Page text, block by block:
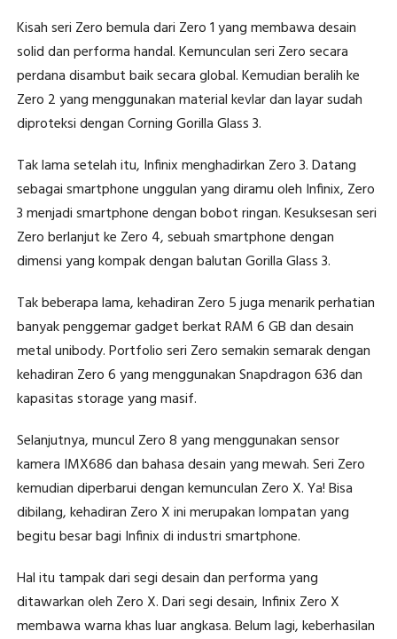
Kisah seri Zero bemula dari Zero 1 yang membawa desain
solid dan performa handal. Kemunculan seri Zero secara
perdana disambut baik secara global. Kemudian beralih ke
Zero 2 yang menggunakan material kevlar dan layar sudah
diproteksi dengan Corning Gorilla Glass 3.
Tak lama setelah itu, Infinix menghadirkan Zero 3. Datang
sebagai smartphone unggulan yang diramu oleh Infinix, Zero
3 menjadi smartphone dengan bobot ringan. Kesuksesan seri
Zero berlanjut ke Zero 4, sebuah smartphone dengan
dimensi yang kompak dengan balutan Gorilla Glass 3.
Tak beberapa lama, kehadiran Zero 5 juga menarik perhatian
banyak penggemar gadget berkat RAM 6 GB dan desain
metal unibody. Portfolio seri Zero semakin semarak dengan
kehadiran Zero 6 yang menggunakan Snapdragon 636 dan
kapasitas storage yang masif.
Selanjutnya, muncul Zero 8 yang menggunakan sensor
kamera IMX686 dan bahasa desain yang mewah. Seri Zero
kemudian diperbarui dengan kemunculan Zero X. Ya! Bisa
dibilang, kehadiran Zero X ini merupakan lompatan yang
begitu besar bagi Infinix di industri smartphone.
Hal itu tampak dari segi desain dan performa yang
ditawarkan oleh Zero X. Dari segi desain, Infinix Zero X
membawa warna khas luar angkasa. Belum lagi, keberhasilan